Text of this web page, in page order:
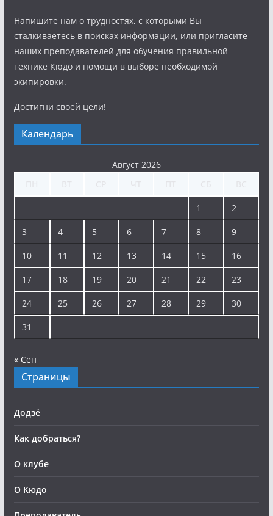
Напишите нам о трудностях, с которыми Вы
сталкиваетесь в поисках информации, или пригласите
наших преподавателей для обучения правильной
технике Кюдо и помощи в выборе необходимой
экипировки.
Достигни своей цели!
Календарь
Август 2026
1 2
3 4 5 6 7 8 9
10 11 12 13 14 15 16
17 18 19 20 21 22 23
24 25 26 27 28 29 30
31
« Сен
Страницы
Додзё
Как добраться?
О клубе
О Кюдо